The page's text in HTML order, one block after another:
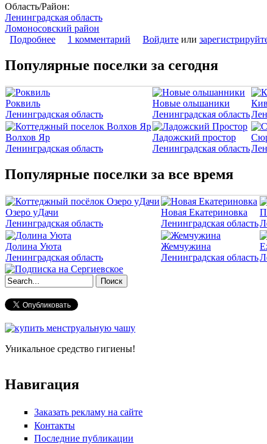
Область/Район:
Ленинградская область
Ломоносовский район
Подробнее о Коттеджный поселок «Сергиевское»
1 комментарий Войдите или
Популярные поселки за сегодня
Роквиль
Ленинградская область
Новые ольшаники
Ленинградская область
Волхов Яр
Ленинградская область
Ладожский простор
Ленинградская область
Популярные поселки за все время
Озеро уДачи
Ленинградская область
Новая Екатериновка
Ленинградская область
Долина Уюта
Ленинградская область
Жемчужина
Ленинградская область
Форма поиска
Уникальное средство гигиены!
Навигация
Заказать рекламу на сайте
Контакты
Последние публикации